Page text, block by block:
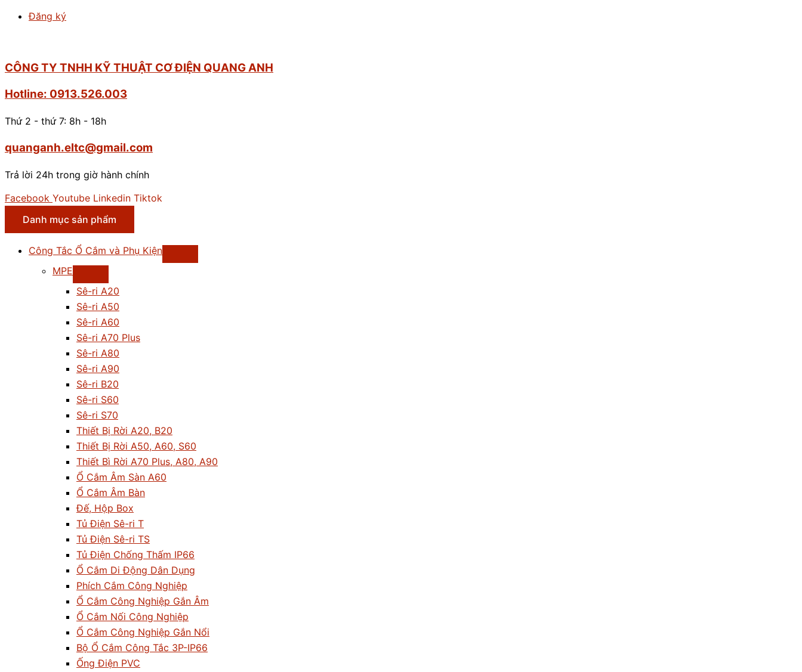
Đăng ký
CÔNG TY TNHH KỸ THUẬT CƠ ĐIỆN QUANG ANH
Hotline: 0913.526.003
Thứ 2 - thứ 7: 8h - 18h
quanganh.eltc@gmail.com
Trả lời 24h trong giờ hành chính
Facebook Youtube Linkedin Tiktok
Danh mục sản phẩm
Công Tắc Ổ Cắm và Phụ Kiện
MPE
Sê-ri A20
Sê-ri A50
Sê-ri A60
Sê-ri A70 Plus
Sê-ri A80
Sê-ri A90
Sê-ri B20
Sê-ri S60
Sê-ri S70
Thiết Bị Rời A20, B20
Thiết Bị Rời A50, A60, S60
Thiết Bì Rời A70 Plus, A80, A90
Ổ Cắm Âm Sàn A60
Ổ Cắm Âm Bàn
Đế, Hộp Box
Tủ Điện Sê-ri T
Tủ Điện Sê-ri TS
Tủ Điện Chống Thấm IP66
Ổ Cắm Di Động Dân Dụng
Phích Cắm Công Nghiệp
Ổ Cắm Công Nghiệp Gắn Âm
Ổ Cắm Nối Công Nghiệp
Ổ Cắm Công Nghiệp Gắn Nổi
Bộ Ổ Cắm Công Tắc 3P-IP66
Ống Điện PVC